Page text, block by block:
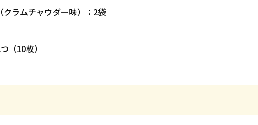
ラムチャウダー味）：2袋
（10枚）